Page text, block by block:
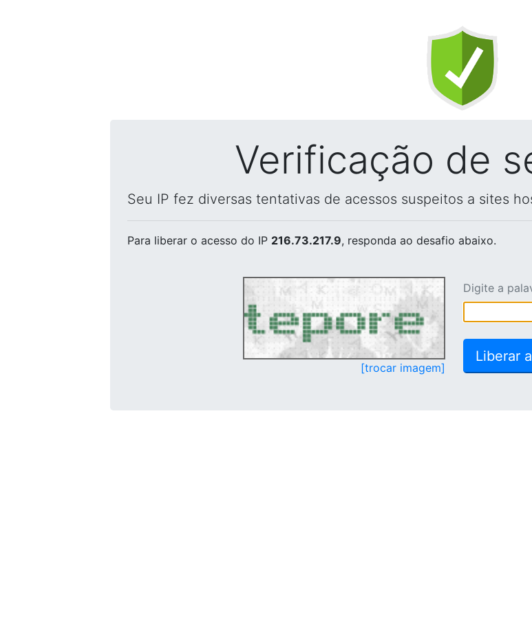
Verificação de
Seu IP fez diversas tentativas de acessos suspeitos a sites
Para liberar o acesso do IP 216.73.217.9, responda ao desafio abaixo.
[trocar imagem]
Digite a